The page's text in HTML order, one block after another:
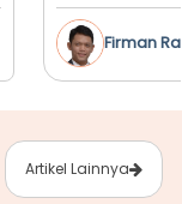
Firman
Artikel Lainnya